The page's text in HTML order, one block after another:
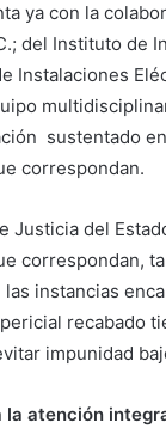
ya con la
del Instituto de
Instalaciones
sustentado
correspondan.
Justicia del
correspondan,
instancias
recabado
impunidad
la atención